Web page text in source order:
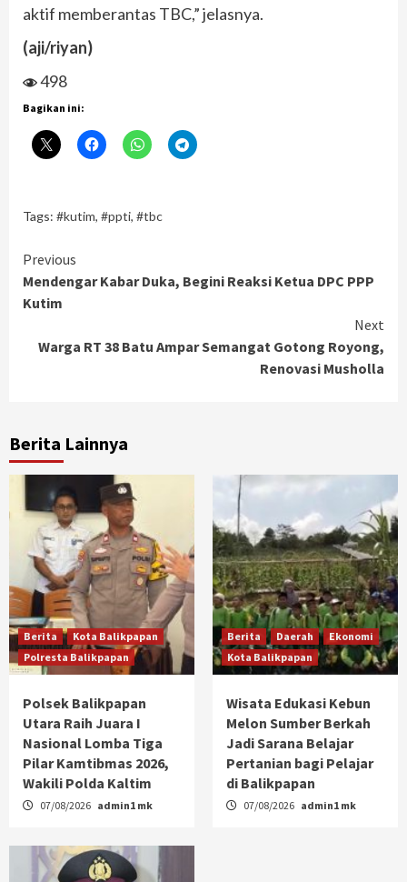
aktif memberantas TBC,” jelasnya.
(aji/riyan)
498
Bagikan ini:
Tags: #kutim, #ppti, #tbc
Continue
Reading
Previous
Mendengar Kabar Duka, Begini Reaksi Ketua DPC PPP
Kutim
Next
Warga RT 38 Batu Ampar Semangat Gotong Royong,
Renovasi Musholla
Berita Lainnya
Berita
Kota Balikpapan
Polresta Balikpapan
Polsek Balikpapan
Utara Raih Juara I
Nasional Lomba Tiga
Pilar Kamtibmas 2026,
Wakili Polda Kaltim
07/08/2026 admin1 mk
Berita Daerah
Ekonomi
Kota Balikpapan
Wisata Edukasi Kebun
Melon Sumber Berkah
Jadi Sarana Belajar
Pertanian bagi Pelajar
di Balikpapan
07/08/2026 admin1 mk